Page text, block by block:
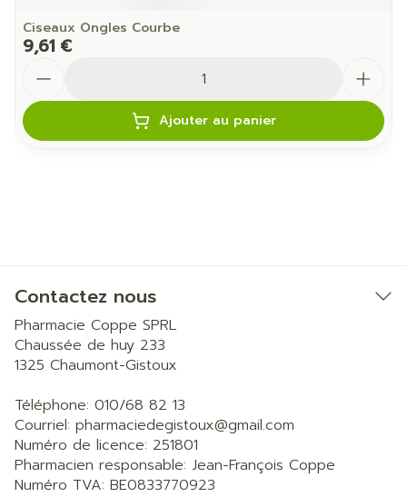
Ciseaux Ongles Courbe
9,61 €
Ajouter au panier
Contactez nous
Pharmacie Coppe SPRL
Chaussée de huy 233
1325 Chaumont-Gistoux
Téléphone: 010/68 82 13
Courriel: pharmaciedegistoux@gmail.com
Numéro de licence: 251801
Pharmacien responsable: Jean-François Coppe
Numéro TVA: BE0833770923